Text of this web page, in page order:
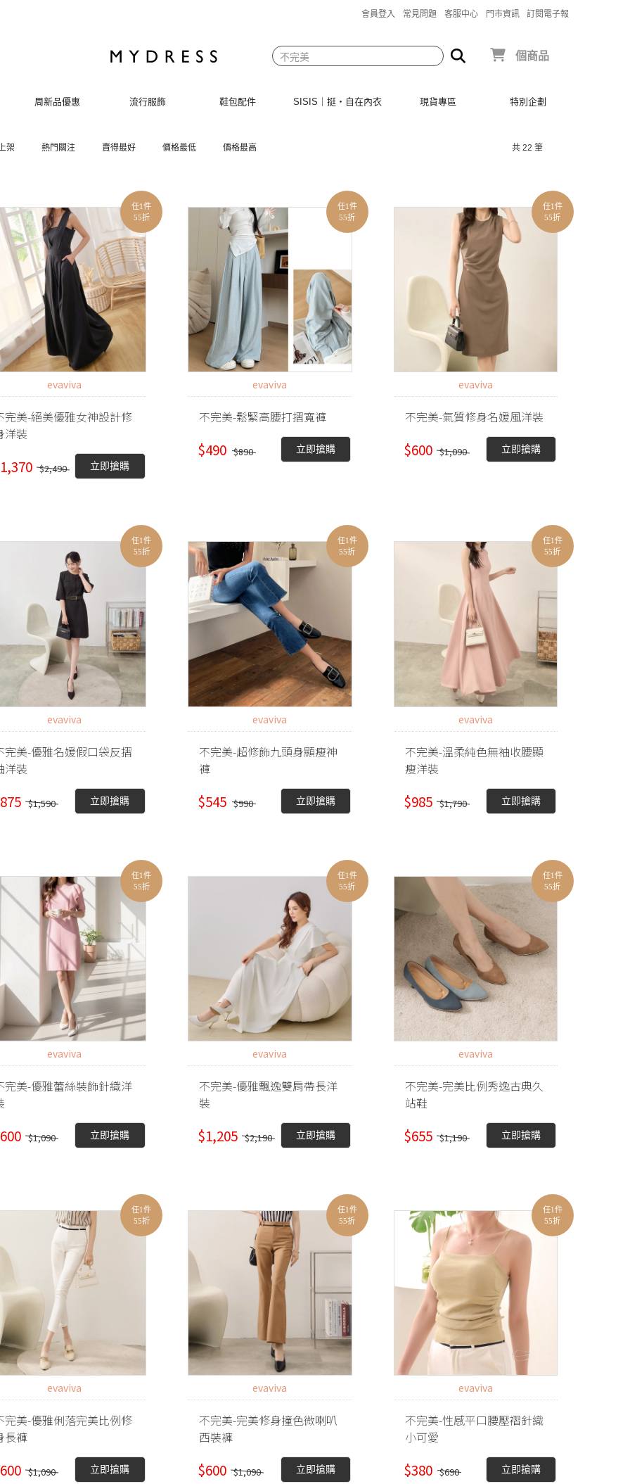
會員登入 常見問題 客服中心 門市資訊 訂閱電子報
個商品
周新品優惠 流行服飾 鞋包配件 SISIS｜挺‧自在內衣 現貨專區 特別企劃
架 熱門關注 賣得最好 價格最低 價格最高 共 22 筆
任1件
55折
evaviva
完美-絕美優雅女神設計修
洋裝
$2,490 立即搶購
任1件
55折
evaviva
不完美-鬆緊高腰打摺寬褲
$490 $890 立即搶購
任1件
55折
evaviva
不完美-氣質修身名媛風洋裝
$600 $1,090 立即搶購
任1件
55折
evaviva
完美-優雅名媛假口袋反摺
洋裝
$1,590 立即搶購
任1件
55折
evaviva
不完美-超修飾九頭身顯瘦神
褲
$545 $990 立即搶購
任1件
55折
evaviva
不完美-溫柔純色無袖收腰顯
瘦洋裝
$985 $1,790 立即搶購
任1件
55折
evaviva
完美-優雅蕾絲裝飾針織洋
$1,090 立即搶購
任1件
55折
evaviva
不完美-優雅飄逸雙肩帶長洋
裝
$1,205 $2,190 立即搶購
任1件
55折
evaviva
不完美-完美比例秀逸古典久
站鞋
$655 $1,190 立即搶購
任1件
55折
evaviva
完美-優雅俐落完美比例修
長褲
$1,090 立即搶購
任1件
55折
evaviva
不完美-完美修身撞色微喇叭
西裝褲
$600 $1,090 立即搶購
任1件
55折
evaviva
不完美-性感平口腰壓褶針織
小可愛
$380 $690 立即搶購